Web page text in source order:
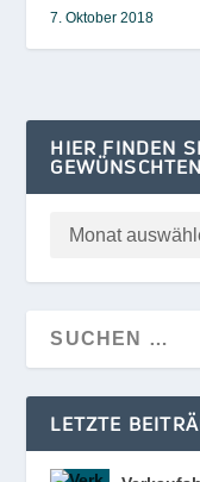
7. Oktober 2018
HIER FINDEN
LETZTE